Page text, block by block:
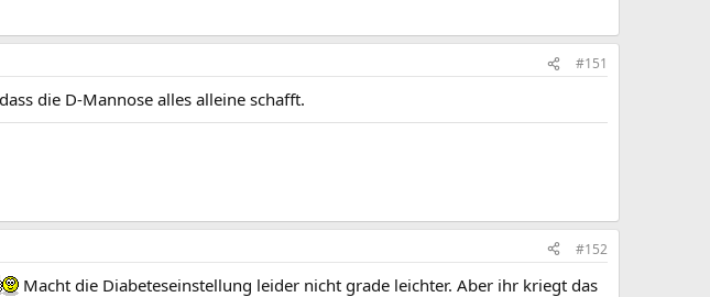
#151
die D-Mannose alles alleine schafft.
#152
Macht die Diabeteseinstellung leider nicht grade leichter. Aber ihr kriegt das